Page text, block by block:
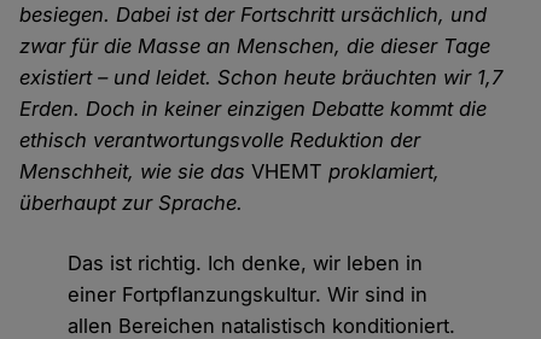
besiegen. Dabei ist der Fortschritt ursächlich, und
zwar für die Masse an Menschen, die dieser Tage
existiert – und leidet. Schon heute bräuchten wir 1,7
Erden. Doch in keiner einzigen Debatte kommt die
ethisch verantwortungsvolle Reduktion der
Menschheit, wie sie dasVHEMT proklamiert,
überhaupt zur Sprache.
Das ist richtig. Ich denke, wir leben in
einer Fortpflanzungskultur. Wir sind in
allen Bereichen natalistisch konditioniert.